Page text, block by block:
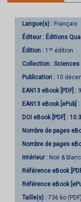
Langue(s) : Français
Éditeur : Éditions
Édition : 1 re édition
Collection :
Publication : 10
EAN13 eBook [PDF] :
EAN13 eBook [ePub] :
DOI eBook [PDF] :
Nombre de pages
Nombre de pages
Intérieur : Noir & blanc
Référence eBook
Référence eBook
Taille(s) : 736 ko